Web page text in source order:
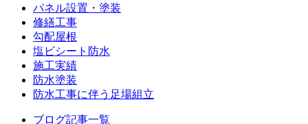
パネル設置・塗装
修繕工事
勾配屋根
塩ビシート防水
施工実績
防水塗装
防水工事に伴う足場組立
ブログ記事一覧